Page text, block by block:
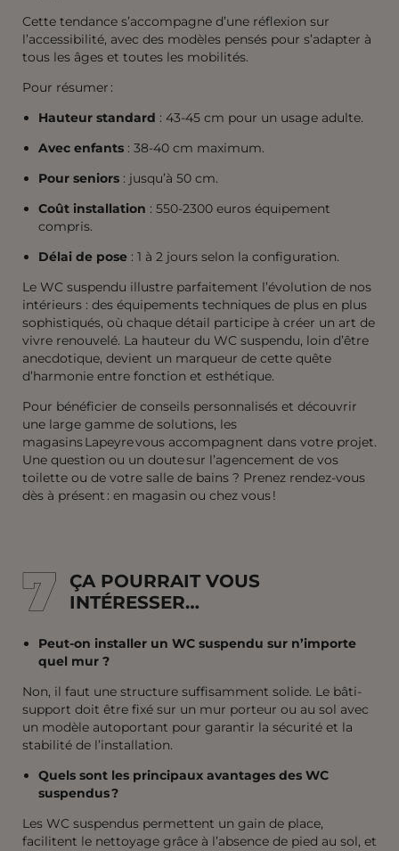
Cette tendance s’accompagne d’une réflexion sur
l’accessibilité, avec des modèles pensés pour s’adapter à
tous les âges et toutes les mobilités.
Pour résumer :
Hauteur standard : 43-45 cm pour un usage adulte.
Avec enfants : 38-40 cm maximum.
Pour seniors : jusqu’à 50 cm.
Coût installation : 550-2300 euros équipement
compris.
Délai de pose : 1 à 2 jours selon la configuration.
Le WC suspendu illustre parfaitement l’évolution de nos
intérieurs : des équipements techniques de plus en plus
sophistiqués, où chaque détail participe à créer un art de
vivre renouvelé. La hauteur du WC suspendu, loin d’être
anecdotique, devient un marqueur de cette quête
d’harmonie entre fonction et esthétique.
Pour bénéficier de conseils personnalisés et découvrir
une large gamme de solutions, les
magasins Lapeyre vous accompagnent dans votre projet.
Une question ou un doute sur l’agencement de vos
toilette ou de votre salle de bains ? Prenez rendez-vous
dès à présent : en magasin ou chez vous !
7
7
ÇA POURRAIT VOUS
INTÉRESSER…
Peut-on installer un WC suspendu sur n’importe
quel mur ?
Non, il faut une structure suffisamment solide. Le bâti-
support doit être fixé sur un mur porteur ou au sol avec
un modèle autoportant pour garantir la sécurité et la
stabilité de l’installation.
Quels sont les principaux avantages des WC
suspendus ?
Les WC suspendus permettent un gain de place,
facilitent le nettoyage grâce à l’absence de pied au sol, et